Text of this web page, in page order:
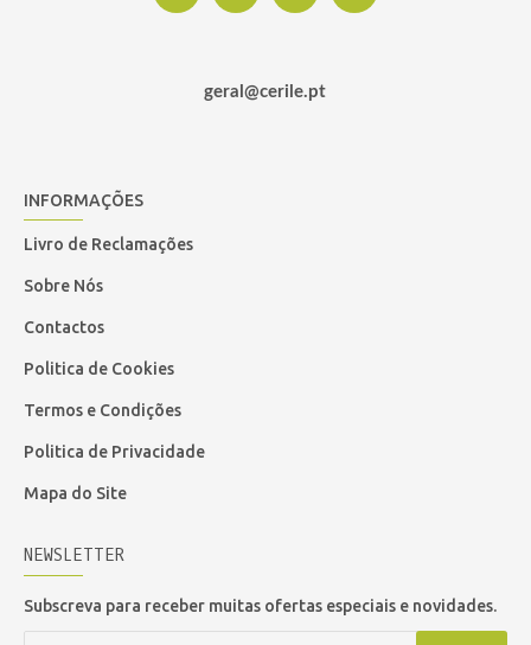
geral@cerile.pt
INFORMAÇÕES
Livro de Reclamações
Sobre Nós
Contactos
Politica de Cookies
Termos e Condições
Politica de Privacidade
Mapa do Site
NEWSLETTER
Subscreva para receber muitas ofertas especiais e novidades.